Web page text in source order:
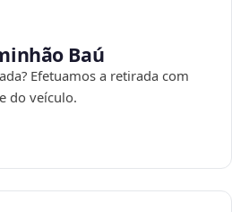
Baú
Efetuamos a retirada com
do veículo.